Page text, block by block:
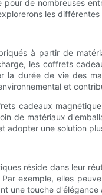
de nombreuses
les
à partir de
les coffrets
la durée de vie des
et
cadeaux
de matériaux
adopter une solution
réside dans leur
exemple, elles
une touche d'élégance